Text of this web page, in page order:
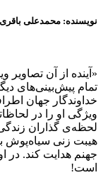
نویسنده: محمدعلی باقری
«آینده از آن
تمام پیش‌بینی‌های
خداوندگار جهان
ویژگی او را در
لحظه‌ی گذاران
هیبت زنی سیاه‌پوش
جهنم هدایت کند. در
است!